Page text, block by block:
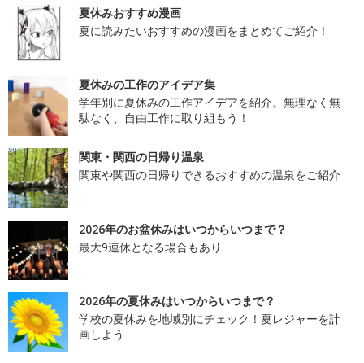
夏休みおすすめ漫画
夏に読みたいおすすめの漫画をまとめてご紹介！
夏休みの工作のアイデア集
学年別に夏休みの工作アイデアを紹介。無理なく無
駄なく、自由工作に取り組もう！
関東・関西の日帰り温泉
関東や関西の日帰りできるおすすめの温泉をご紹介
2026年のお盆休みはいつからいつまで？
最大9連休となる場合もあり
2026年の夏休みはいつからいつまで？
学校の夏休みを地域別にチェック！夏レジャーを計
画しよう